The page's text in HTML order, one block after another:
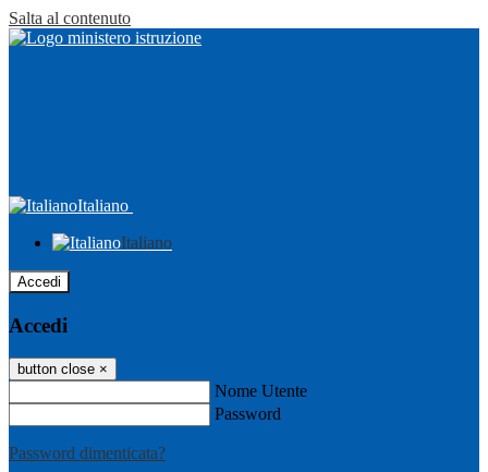
Salta al contenuto
Italiano
Italiano
Accedi
Accedi
button close ×
Nome Utente
Password
Password dimenticata?